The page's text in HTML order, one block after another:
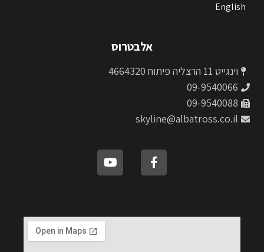
English
אלבטרוס
וינגייט 11 הרצליה פיתוח 4664320
09-9540066
09-9540088
skyline@albatross.co.il